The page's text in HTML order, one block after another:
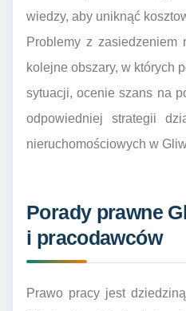
wiedzy, aby uniknąć
Problemy z zasiedzeniem
kolejne obszary, w których
sytuacji, ocenie szans na
odpowiedniej strategii
nieruchomościowych w
Porady prawne
i pracodawców
Prawo pracy jest